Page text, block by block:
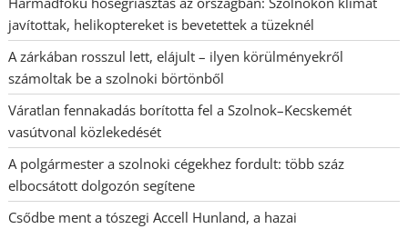
javítottak, helikoptereket is bevetettek a tüzeknél
A zárkában rosszul lett, elájult – ilyen körülményekről
számoltak be a szolnoki börtönből
Váratlan fennakadás borította fel a Szolnok–Kecskemét
vasútvonal közlekedését
A polgármester a szolnoki cégekhez fordult: több száz
elbocsátott dolgozón segítene
Csődbe ment a tószegi Accell Hunland, a hazai